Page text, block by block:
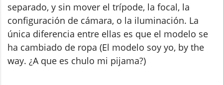
separado, y sin mover el trípode, la focal, la
configuración de cámara, o la iluminación. La
única diferencia entre ellas es que el modelo se
ha cambiado de ropa (El modelo soy yo, by the
way. ¿A que es chulo mi pijama?)